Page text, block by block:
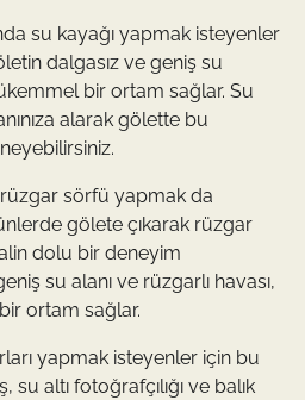
su kayağı yapmak isteyenler
dalgasız ve geniş su
bir ortam sağlar. Su
alarak gölette bu
rüzgar sörfü yapmak da
gölete çıkarak rüzgar
dolu bir deneyim
su alanı ve rüzgarlı havası,
ortam sağlar.
yapmak isteyenler için bu
su altı fotoğrafçılığı ve balık